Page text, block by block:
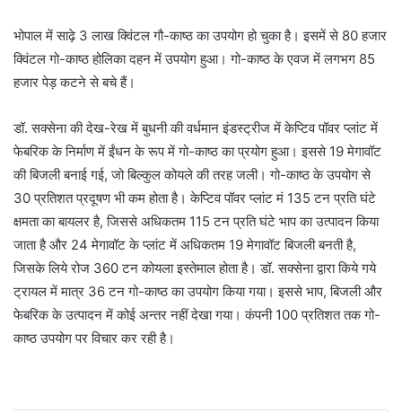
भोपाल में साढ़े 3 लाख क्विंटल गौ-काष्ठ का उपयोग हो चुका है। इसमें से 80 हजार
क्विंटल गो-काष्ठ होलिका दहन में उपयोग हुआ। गो-काष्ठ के एवज में लगभग 85
हजार पेड़ कटने से बचे हैं।
डॉ. सक्सेना की देख-रेख में बुधनी की वर्धमान इंडस्ट्रीज में केप्टिव पॉवर प्लांट में
फेबरिक के निर्माण में ईंधन के रूप में गो-काष्ठ का प्रयोग हुआ। इससे 19 मेगावॉट
की बिजली बनाई गई, जो बिल्कुल कोयले की तरह जली। गो-काष्ठ के उपयोग से
30 प्रतिशत प्रदूषण भी कम होता है। केप्टिव पॉवर प्लांट मं 135 टन प्रति घंटे
क्षमता का बायलर है, जिससे अधिकतम 115 टन प्रति घंटे भाप का उत्पादन किया
जाता है और 24 मेगावॉट के प्लांट में अधिकतम 19 मेगावॉट बिजली बनती है,
जिसके लिये रोज 360 टन कोयला इस्तेमाल होता है। डॉ. सक्सेना द्वारा किये गये
ट्रायल में मात्र 36 टन गो-काष्ठ का उपयोग किया गया। इससे भाप, बिजली और
फेबरिक के उत्पादन में कोई अन्तर नहीं देखा गया। कंपनी 100 प्रतिशत तक गो-
काष्ठ उपयोग पर विचार कर रही है।